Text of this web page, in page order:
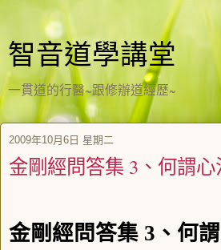
智音道學講堂
一貫道的行醫~跟修辦道經歷~
2009年10月6日 星期二
金剛經問答集 3、何謂心
金剛經問答集 3 、何